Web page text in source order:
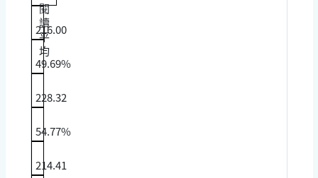
閱
讀
平
均
216.00
49.69%
228.32
54.77%
214.41